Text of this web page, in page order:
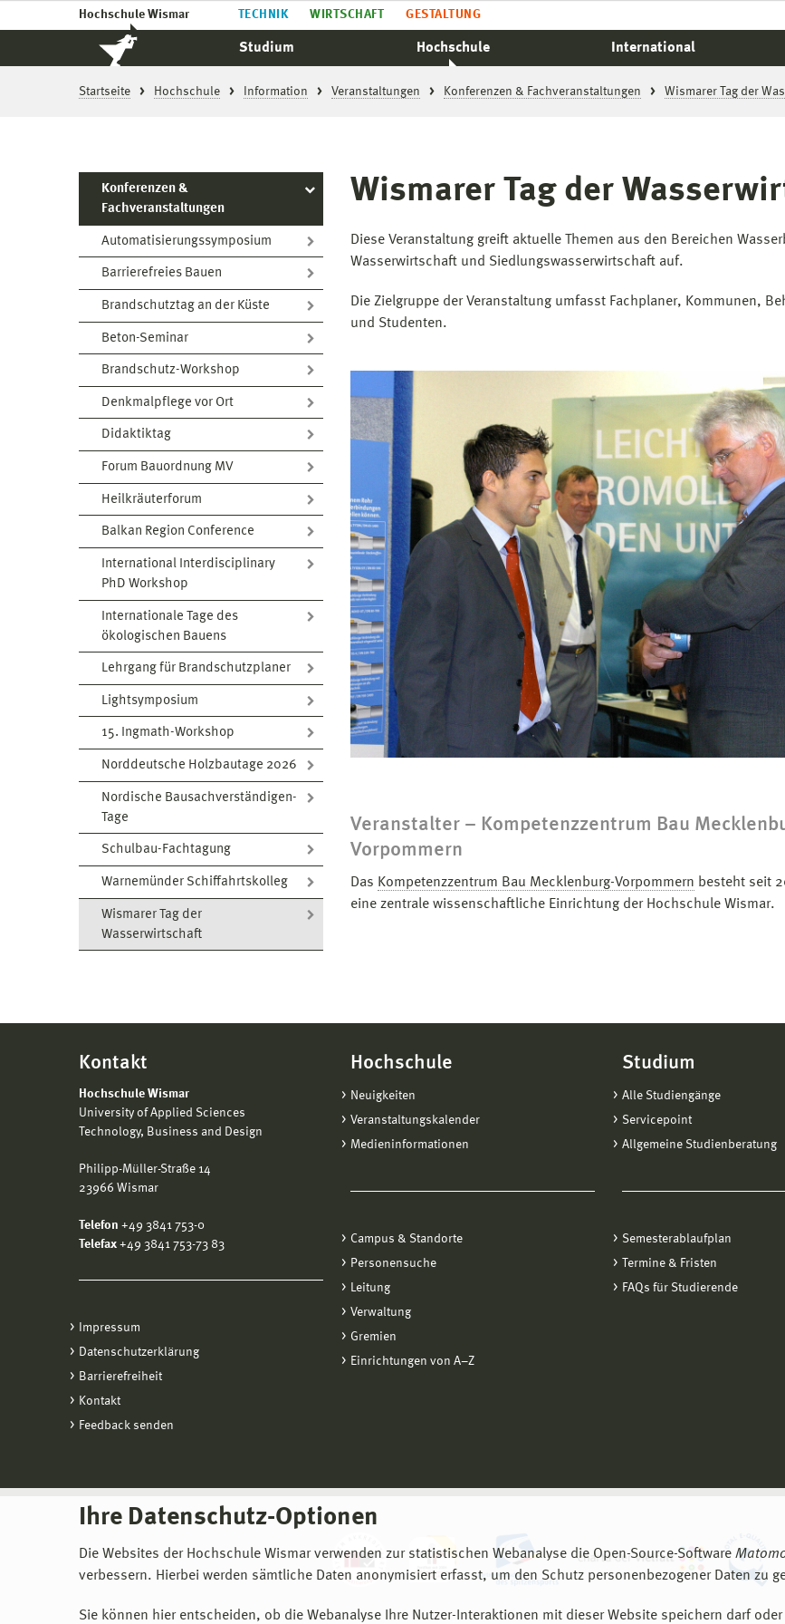
Hochschule Wismar TECHNIK WIRTSCHAFT GESTALTUNG
Studium Hochschule International
Startseite Hochschule Information Veranstaltungen Konferenzen & Fachveranstaltungen Wismarer Tag der
Konferenzen &
Fachveranstaltungen
Automatisierungssymposium
Barrierefreies Bauen
Brandschutztag an der Küste
Beton-Seminar
Brandschutz-Workshop
Denkmalpflege vor Ort
Didaktiktag
Forum Bauordnung MV
Heilkräuterforum
Balkan Region Conference
International Interdisciplinary
PhD Workshop
Internationale Tage des
ökologischen Bauens
Lehrgang für Brandschutzplaner
Lightsymposium
15. Ingmath-Workshop
Norddeutsche Holzbautage 2026
Nordische Bausachverständigen-
Tage
Schulbau-Fachtagung
Warnemünder Schiffahrtskolleg
Wismarer Tag der
Wasserwirtschaft
Ihre Datenschutz-Optionen
Die Websites der Hochschule Wismar verwenden zur statistischen Webanalyse die Open-Source-Software
verbessern. Hierbei werden sämtliche Daten anonymisiert erfasst, um den Schutz personenbezogener Daten zu
Sie können hier entscheiden, ob die Webanalyse Ihre Nutzer-Interaktionen mit dieser Website speichern darf
Wismarer Tag der
Diese Veranstaltung greift aktuelle Themen aus den Bereichen
Wasserwirtschaft und Siedlungswasserwirtschaft auf.
Die Zielgruppe der Veranstaltung umfasst Fachplaner, Kommunen,
und Studenten.
Veranstalter – Kompetenzzentrum Bau
Vorpommern
Das Kompetenzzentrum Bau Mecklenburg-Vorpommern besteht seit
eine zentrale wissenschaftliche Einrichtung der Hochschule Wismar.
Kontakt
Hochschule Wismar
University of Applied Sciences
Technology, Business and Design
Philipp-Müller-Straße 14
23966 Wismar
Telefon +49 3841 753-0
Telefax +49 3841 753-73 83
Impressum
Datenschutzerklärung
Barrierefreiheit
Kontakt
Feedback senden
Hochschule
Neuigkeiten
Veranstaltungskalender
Medieninformationen
Campus & Standorte
Personensuche
Leitung
Verwaltung
Gremien
Einrichtungen von A−Z
Studium
Alle Studiengänge
Servicepoint
Allgemeine Studienberatung
Semesterablaufplan
Termine & Fristen
FAQs für Studierende